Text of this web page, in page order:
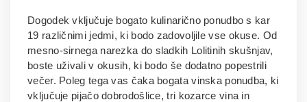
Dogodek vključuje bogato kulinarično ponudbo s kar
19 različnimi jedmi, ki bodo zadovoljile vse okuse. Od
mesno-sirnega narezka do sladkih Lolitinih skušnjav,
boste uživali v okusih, ki bodo še dodatno popestrili
večer. Poleg tega vas čaka bogata vinska ponudba, ki
vključuje pijačo dobrodošlice, tri kozarce vina in